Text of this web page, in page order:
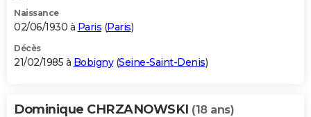
Naissance
02/06/1930 à Paris (Paris)
Décès
21/02/1985 à Bobigny(Seine-Saint-Denis)
Dominique CHRZANOWSKI (18 ans)